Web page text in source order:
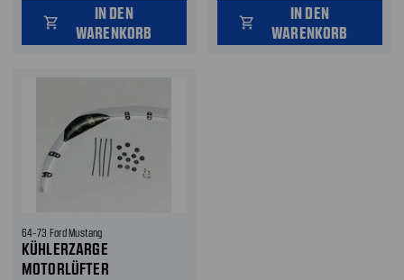
shopping_cart
IN DEN
WARENKORB
shopping_cart
IN DEN
WARENKORB
64-73 Ford Mustang
KÜHLERZARGE
MOTORLÜFTER